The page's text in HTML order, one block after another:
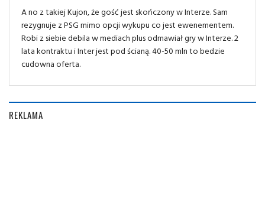
A no z takiej Kujon, że gość jest skończony w Interze. Sam
rezygnuje z PSG mimo opcji wykupu co jest ewenementem.
Robi z siebie debila w mediach plus odmawiał gry w Interze. 2
lata kontraktu i Inter jest pod ścianą. 40-50 mln to bedzie
cudowna oferta.
REKLAMA